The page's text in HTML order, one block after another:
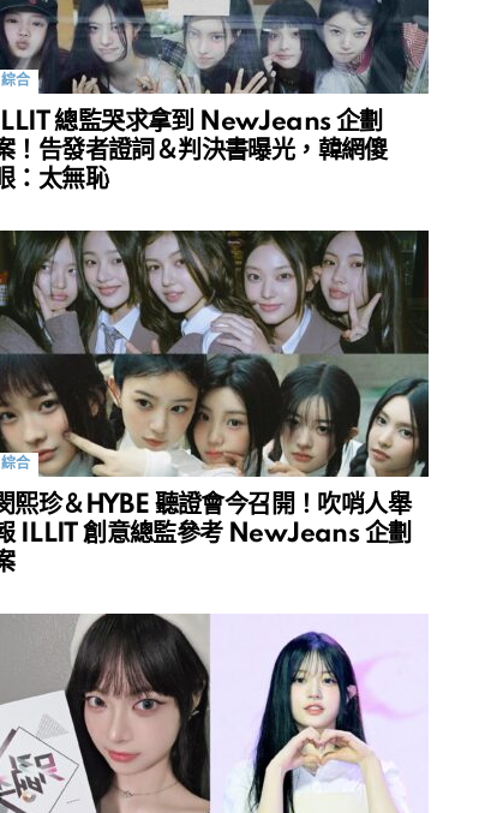
綜合
ILLIT 總監哭求拿到 NewJeans 企劃
！告發者證詞＆判決書曝光，韓網傻
：太無恥
綜合
熙珍＆HYBE 聽證會今召開！吹哨人舉
ILLIT 創意總監參考 NewJeans 企劃